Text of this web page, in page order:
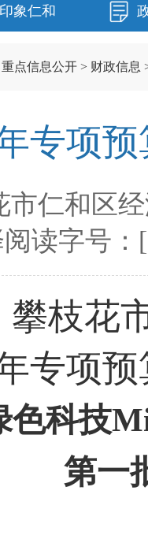
印象仁和
重点信息公开 > 财政信息
专项
市仁和区
阅读字号
攀枝花
专项
色科技
第一